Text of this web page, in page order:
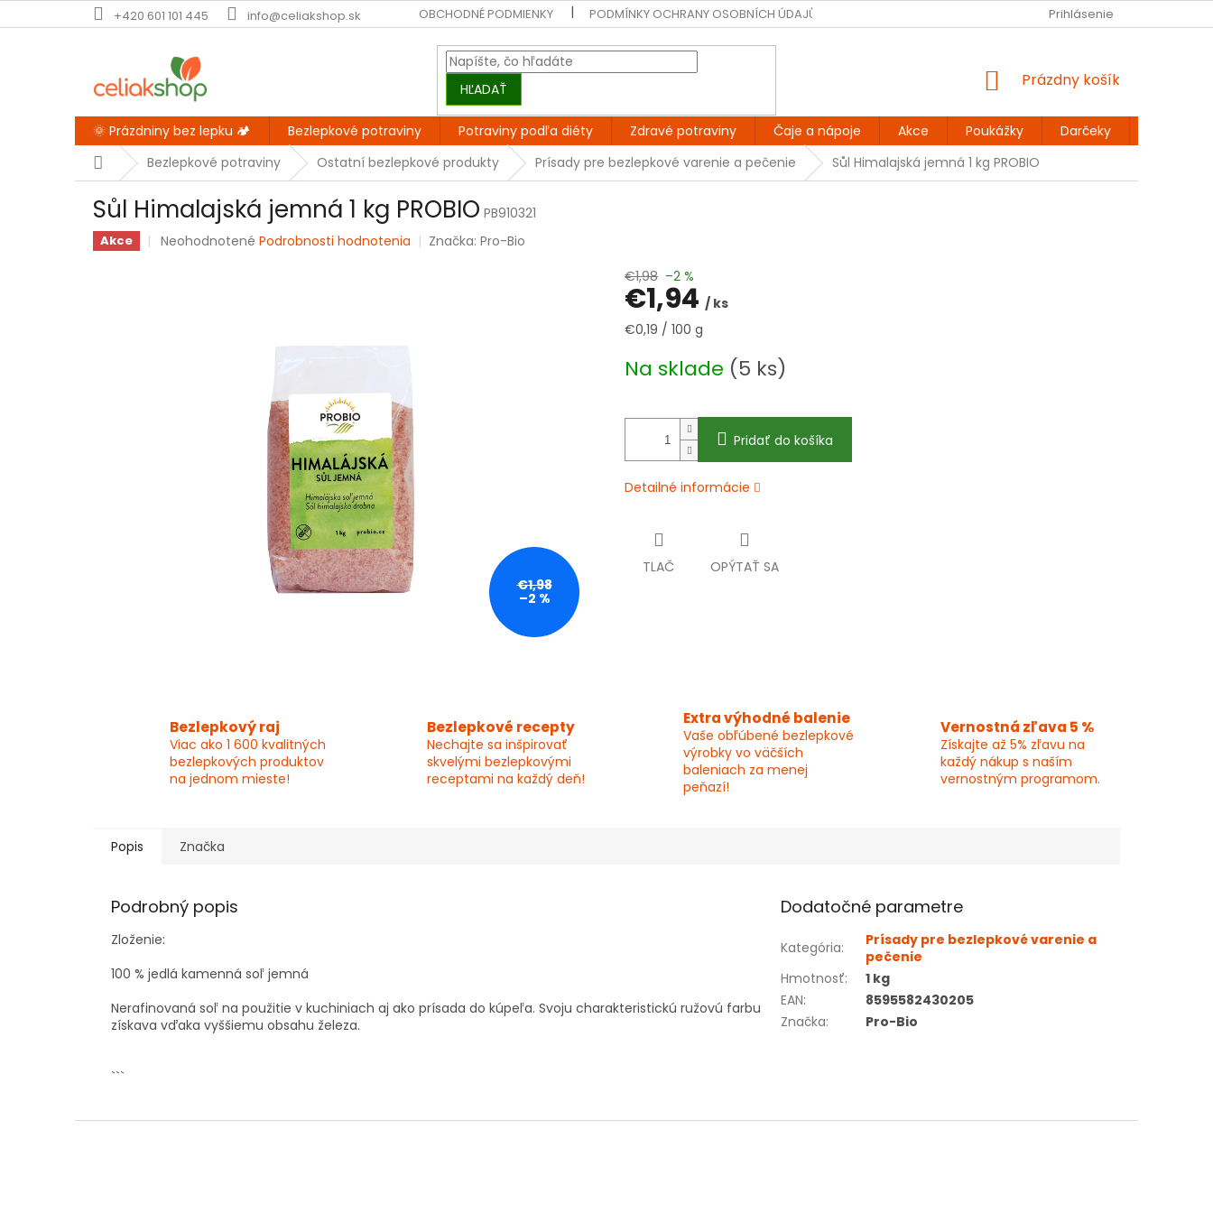
na
+420 601 101 445 info@celiakshop.sk OBCHODNÉ PODMIENKY PODMÍNKY OCHRANY OSOBNÍCH ÚDAJŮ KONTAKT DOPRAVA A PLATBA
Prihlásenie
HĽADAŤ
NÁKUPNÝ
Prázdny košík
🌞 Prázdniny bez lepku 🏕️ Bezlepkové potraviny Potraviny podľa diéty Zdravé potraviny Čaje a nápoje Akce Poukážky Darčeky
DomovBezlepkové potraviny Ostatní bezlepkové produkty Prísady pre bezlepkové varenie a pečenie Sůl Himalajská jemná 1 kg PROBIO
Sůl Himalajská jemná 1 kg PROBIO PB910321
Akce
Priemerné
Neohodnotené Podrobnosti hodnotenia Značka: Pro-Bio
€1,98
–2 %
€1,98 –2 %
€1,94 / ks
Jednotková
€0,19 / 100 g
Na sklade (5 ks)
Pridať do košíka
Detailné informácie
TLAČ OPÝTAŤ SA
Bezlepkový raj
Viac ako 1 600 kvalitných
bezlepkových produktov
na jednom mieste!
Bezlepkové recepty
Nechajte sa inšpirovať
skvelými bezlepkovými
receptami na každý deň!
Extra výhodné balenie
Vaše obľúbené bezlepkové
výrobky vo väčších
baleniach za menej
peňazí!
Vernostná zľava 5 %
Získajte až 5% zľavu na
každý nákup s naším
vernostným programom.
Popis Značka
Podrobný popis
Zloženie:
100 % jedlá kamenná soľ jemná
Nerafinovaná soľ na použitie v kuchiniach aj ako prísada do kúpeľa. Svoju charakteristickú ružovú farbu
získava vďaka vyššiemu obsahu železa.
```
Dodatočné parametre
Kategória:
Prísady pre bezlepkové varenie a
pečenie
Hmotnosť:
1 kg
EAN:
8595582430205
Značka: Pro-Bio